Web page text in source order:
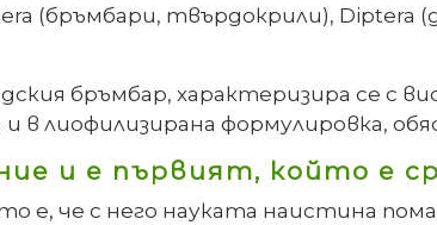
(бръмбари, твърдокрили), Diptera
бръмбар, характеризира се с
в лиофилизирана формулировка,
и е първият, който е
е, че с него науката наистина